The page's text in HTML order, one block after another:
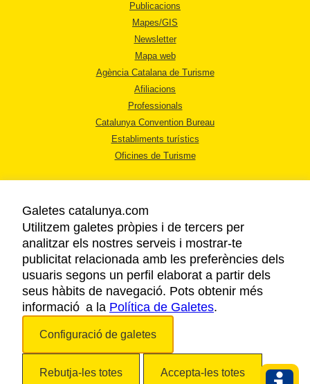
Publicacions
Mapes/GIS
Newsletter
Mapa web
Agència Catalana de Turisme
Afiliacions
Professionals
Catalunya Convention Bureau
Establiments turístics
Oficines de Turisme
AVÍS LEGAL
POLÍTICA DE PRIVACITAT
COOKIES
ACCESSIBILITAT
Galetes catalunya.com
Utilitzem galetes pròpies i de tercers per
analitzar els nostres serveis i mostrar-te
publicitat relacionada amb les preferències dels
usuaris segons un perfil elaborat a partir dels
seus hàbits de navegació. Pots obtenir més
informació a la Política de Galetes.
Configuració de galetes
Rebutja-les totes Accepta-les totes